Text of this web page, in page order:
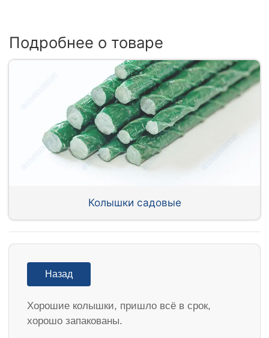
Подробнее о товаре
Колышки садовые
Назад
Хорошие колышки, пришло всё в срок,
хорошо запакованы.